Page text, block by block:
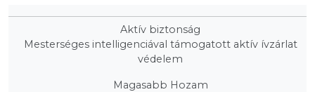
Aktív biztonság
Mesterséges intelligenciával támogatott aktív ívzárlat
védelem
Magasabb Hozam